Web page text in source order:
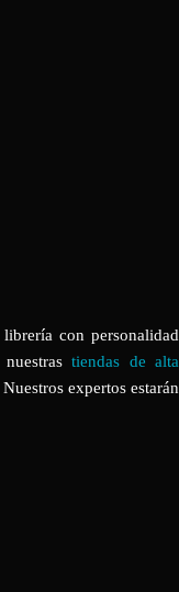
librería con personalidad
nuestrastiendas de alta
expertos estarán